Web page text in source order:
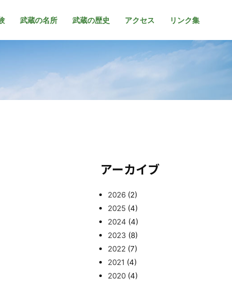
武蔵の名所 武蔵の歴史 アクセス リンク集
アーカイブ
2026 (2)
2025 (4)
2024 (4)
2023 (8)
2022 (7)
2021 (4)
2020 (4)